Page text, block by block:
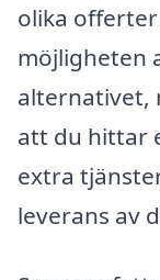
olika
möjligheten
alternativet,
att du hittar
extra
leverans av